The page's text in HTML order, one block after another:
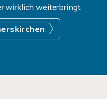
wirklich weiterbringt.